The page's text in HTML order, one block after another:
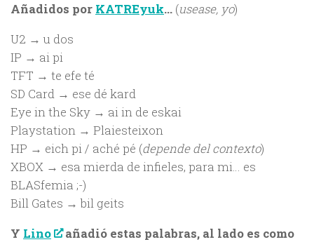
Añadidos por KATREyuk… (usease, yo)
U2 → u dos
IP → ai pi
TFT → te efe té
SD Card → ese dé kard
Eye in the Sky → ai in de eskai
Playstation → Plaiesteixon
HP → eich pi / aché pé (depende del contexto)
XBOX → esa mierda de infieles, para mi… es
BLASfemia ;-)
Bill Gates → bil geits
Y Lino
añadió estas palabras, al lado es como